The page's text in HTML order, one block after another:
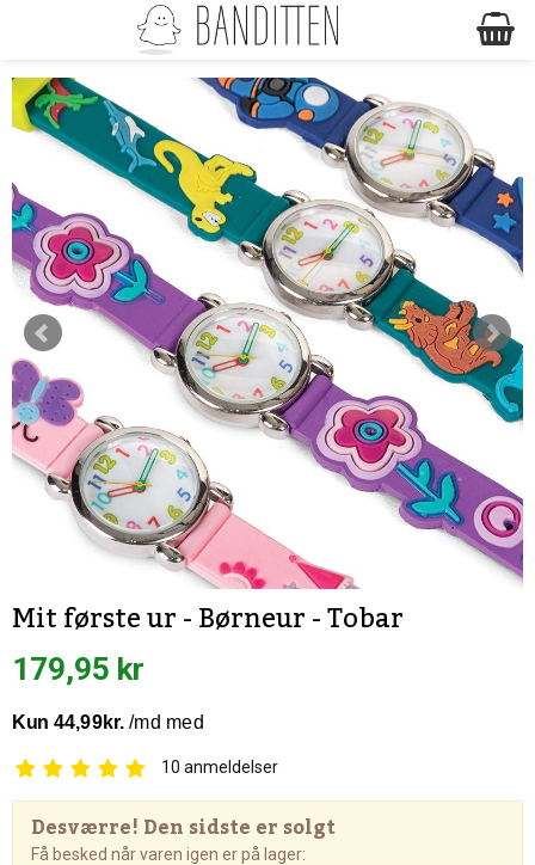
Mit første ur - Børneur - Tobar
179,95 kr
10 anmeldelser
Desværre! Den sidste er solgt
Få besked når varen igen er på lager: